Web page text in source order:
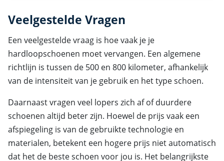
Veelgestelde Vragen
Een veelgestelde vraag is hoe vaak je je
hardloopschoenen moet vervangen. Een algemene
richtlijn is tussen de 500 en 800 kilometer, afhankelijk
van de intensiteit van je gebruik en het type schoen.
Daarnaast vragen veel lopers zich af of duurdere
schoenen altijd beter zijn. Hoewel de prijs vaak een
afspiegeling is van de gebruikte technologie en
materialen, betekent een hogere prijs niet automatisch
dat het de beste schoen voor jou is. Het belangrijkste